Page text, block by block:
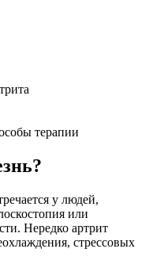
терапии
у людей,
или
Нередко артрит
стрессовых